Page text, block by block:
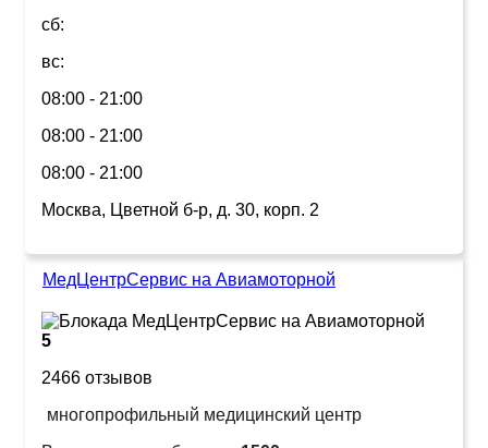
сб:
вс:
08:00 - 21:00
08:00 - 21:00
08:00 - 21:00
Москва, Цветной б-р, д. 30, корп. 2
МедЦентрСервис на Авиамоторной
5
2466 отзывов
многопрофильный медицинский центр